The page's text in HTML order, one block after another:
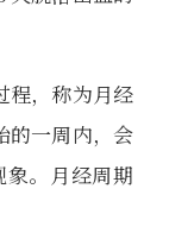
程，称为月经
的一周内，会
。月经周期